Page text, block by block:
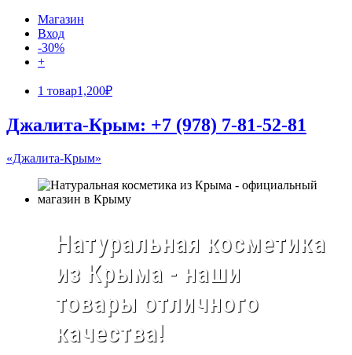
Магазин
Вход
-30%
+
1 товар1,200₽
Джалита-Крым: +7 (978) 7-81-52-81
«Джалита-Крым»
Натуральная косметика
из Крыма - наши
товары отличного
качества!